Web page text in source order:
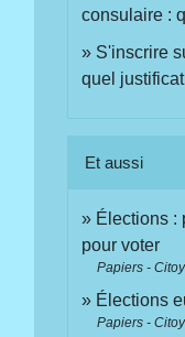
consulaire :
S'inscrire
quel
Et aussi
Élections :
pour voter
Papiers -
Élections
Papiers -